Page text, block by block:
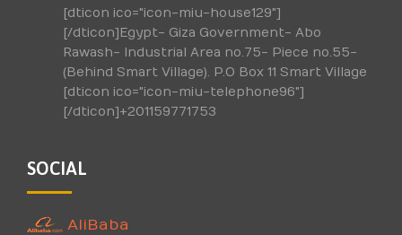
[dticon ico="icon-miu-house129"]
[/dticon]Egypt- Giza Government- Abo
Rawash- Industrial Area no.75- Piece no.55-
(Behind Smart Village). P.O Box 11 Smart Village
[dticon ico="icon-miu-telephone96"]
[/dticon]+201159771753
SOCIAL
AliBaba